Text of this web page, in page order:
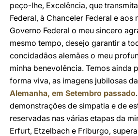
peço-lhe, Excelência, que
Federal, à Chanceler Federal e aos
Governo Federal o meu sincero
mesmo tempo, desejo garantir a
concidadãos alemães o meu
minha benevolência. Temos ainda
forma viva, as imagens jubilosas
Alemanha, em Setembro passado
demonstrações de simpatia e de
reservadas nas várias etapas da
Erfurt, Etzelbach e Friburgo,